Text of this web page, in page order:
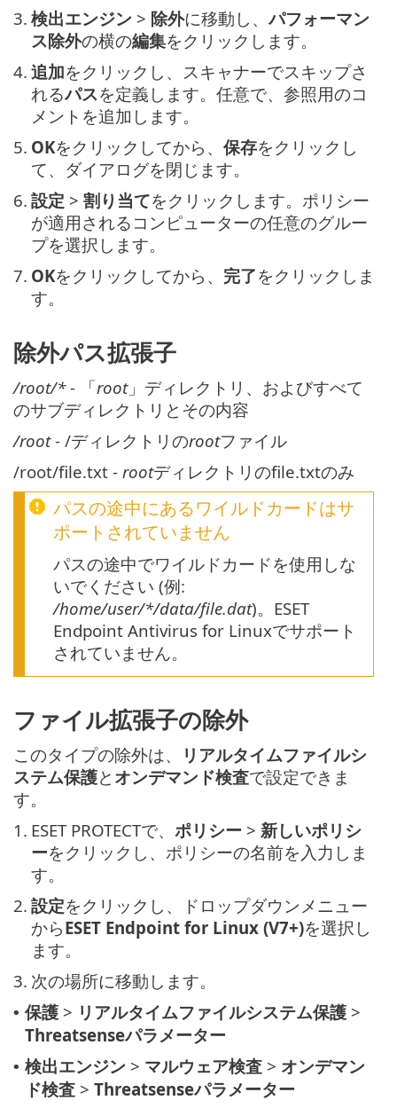
3. 検出エンジン > 除外に移動し、パフォーマン
ス除外の横の編集をクリックします。
4. 追加をクリックし、スキャナーでスキップさ
れるパスを定義します。任意で、参照用のコ
メントを追加します。
5. OKをクリックしてから、 保存をクリックし
て、ダイアログを閉じます。
6. 設定 > 割り当てをクリックします。ポリシー
が適用されるコンピューターの任意のグルー
プを選択します。
7. OKをクリックしてから、 完了をクリックしま
す。
除外パス拡張子
/root/*- 「root」ディレクトリ、およびすべて
のサブディレクトリとその内容
/root- /ディレクトリのrootファイル
/root/file.txt - rootディレクトリのfile.txtのみ
パスの途中にあるワイルドカードはサ
ポートされていません
パスの途中でワイルドカードを使用しな
いでください (例:
/home/user/*/data/file.dat)。ESET
Endpoint Antivirus for Linuxでサポート
されていません。
ファイル拡張子の除外
このタイプの除外は、
リアルタイムファイルシ
ステム保護と オンデマンド検査で設定できま
す。
1. ESET PROTECTで、 ポリシー > 新しいポリシ
ーをクリックし、ポリシーの名前を入力しま
す。
2. 設定をクリックし、ドロップダウンメニュー
からESET Endpoint for Linux (V7+)を選択し
ます。
3. 次の場所に移動します。
• 保護 > リアルタイムファイルシステム保護 >
Threatsenseパラメーター
• 検出エンジン > マルウェア検査 > オンデマン
ド検査 > Threatsenseパラメーター